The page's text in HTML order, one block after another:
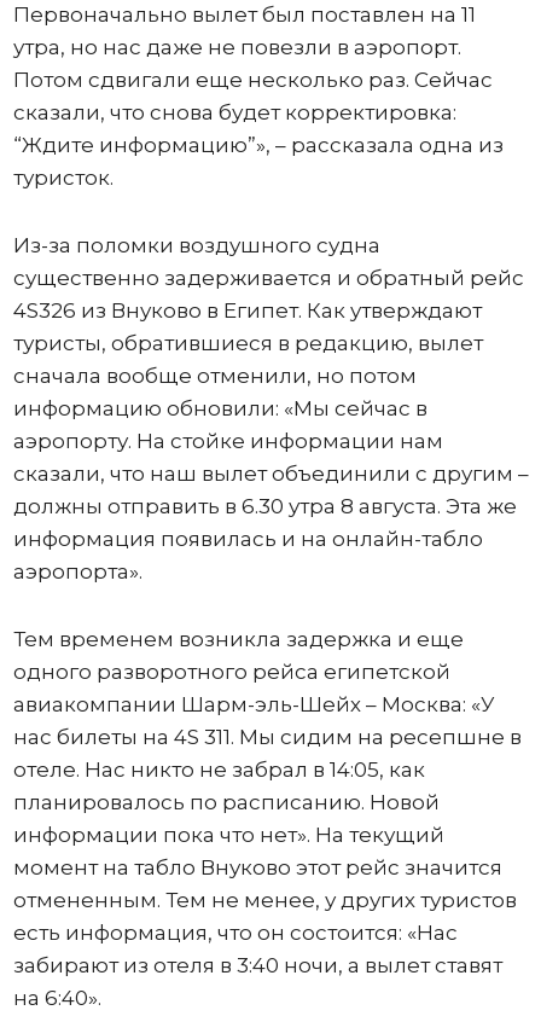
Первоначально вылет был поставлен на 11
утра, но нас даже не повезли в аэропорт.
Потом сдвигали еще несколько раз. Сейчас
сказали, что снова будет корректировка:
“Ждите информацию”», – рассказала одна из
туристок.
Из-за поломки воздушного судна
существенно задерживается и обратный рейс
4S326 из Внуково в Египет. Как утверждают
туристы, обратившиеся в редакцию, вылет
сначала вообще отменили, но потом
информацию обновили: «Мы сейчас в
аэропорту. На стойке информации нам
сказали, что наш вылет объединили с другим –
должны отправить в 6.30 утра 8 августа. Эта же
информация появилась и на онлайн-табло
аэропорта».
Тем временем возникла задержка и еще
одного разворотного рейса египетской
авиакомпании Шарм-эль-Шейх – Москва: «У
нас билеты на 4S 311. Мы сидим на ресепшне в
отеле. Нас никто не забрал в 14:05, как
планировалось по расписанию. Новой
информации пока что нет». На текущий
момент на табло Внуково этот рейс значится
отмененным. Тем не менее, у других туристов
есть информация, что он состоится: «Нас
забирают из отеля в 3:40 ночи, а вылет ставят
на 6:40».